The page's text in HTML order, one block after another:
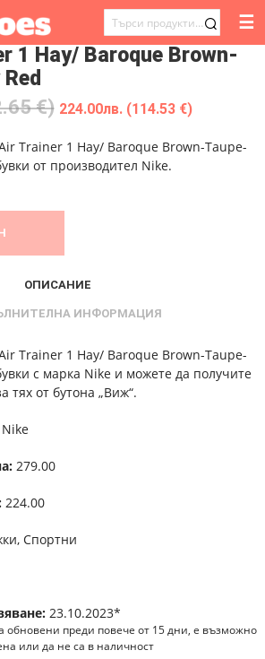
ТЪРСЕНЕ
ЗА:
☰
1 Hay/ Baroque Brown-
€) 224.00лв. (114.53 €)
Trainer 1 Hay/ Baroque Brown-Taupe-
от производител Nike.
ОПИСАНИЕ
ИНФОРМАЦИЯ
Trainer 1 Hay/ Baroque Brown-Taupe-
с марка Nike и можете да получите
тях от бутона „Виж“.
Nike
279.00
224.00
Спортни
23.10.2023*
обновени преди повече от 15 дни, е възможно
или да не са в наличност